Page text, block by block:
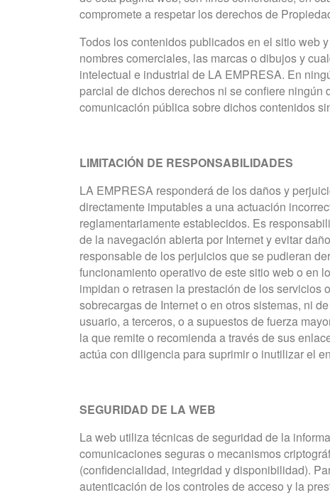
compromete a respetar los derechos de
Todos los contenidos publicados en el sitio web
nombres comerciales, las marcas o dibujos y
intelectual e industrial de LA EMPRESA. En
parcial de dichos derechos ni se confiere
comunicación pública sobre dichos contenidos
LIMITACIÓN DE RESPONSABILIDADES
LA EMPRESA responderá de los daños y
directamente imputables a una actuación
reglamentariamente establecidos. Es
de la navegación abierta por Internet y evitar
responsable de los perjuicios que se pudieran
funcionamiento operativo de este sitio web o en
impidan o retrasen la prestación de los
sobrecargas de Internet o en otros sistemas, ni
usuario, a terceros, o a supuestos de fuerza
la que remite o recomienda a través de sus
actúa con diligencia para suprimir o inutilizar el
SEGURIDAD DE LA WEB
La web utiliza técnicas de seguridad de la
comunicaciones seguras o mecanismos
(confidencialidad, integridad y disponibilidad).
autenticación de los controles de acceso y la